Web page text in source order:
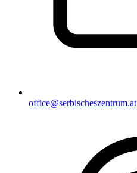
office@serbischeszentrum.at